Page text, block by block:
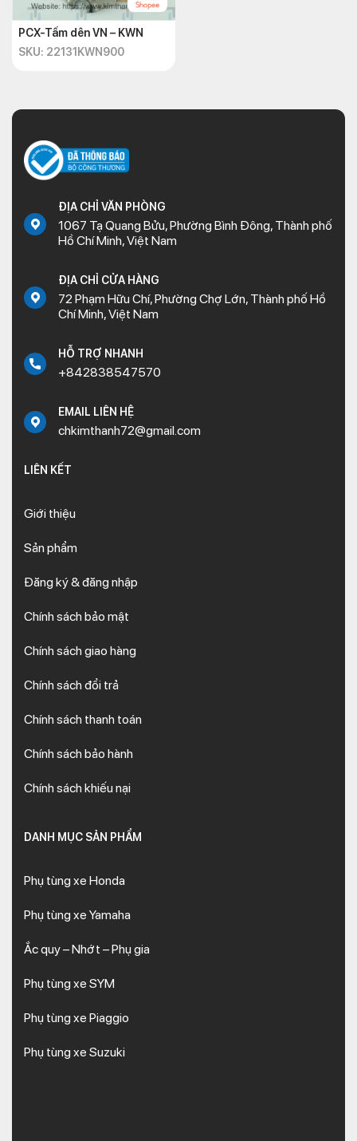
PCX-Tấm dên VN – KWN
SKU: 22131KWN900
ĐỊA CHỈ VĂN PHÒNG
1067 Tạ Quang Bửu, Phường Bình Đông, Thành phố
Hồ Chí Minh, Việt Nam
ĐỊA CHỈ CỬA HÀNG
72 Phạm Hữu Chí, Phường Chợ Lớn, Thành phố Hồ
Chí Minh, Việt Nam
HỖ TRỢ NHANH
+842838547570
EMAIL LIÊN HỆ
chkimthanh72@gmail.com
LIÊN KẾT
Giới thiệu
Sản phẩm
Đăng ký & đăng nhập
Chính sách bảo mật
Chính sách giao hàng
Chính sách đổi trả
Chính sách thanh toán
Chính sách bảo hành
Chính sách khiếu nại
DANH MỤC SẢN PHẨM
Phụ tùng xe Honda
Phụ tùng xe Yamaha
Ắc quy – Nhớt – Phụ gia
Phụ tùng xe SYM
Phụ tùng xe Piaggio
Phụ tùng xe Suzuki